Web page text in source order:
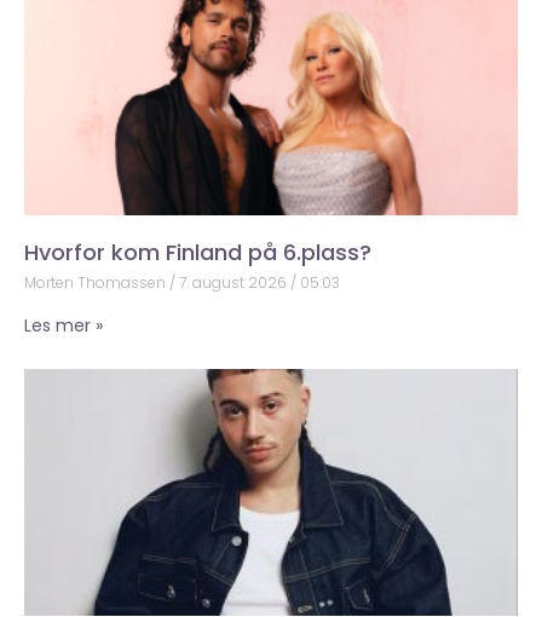
Hvorfor kom Finland på 6.plass?
Morten Thomassen 7. august 2026 05:03
Les mer »